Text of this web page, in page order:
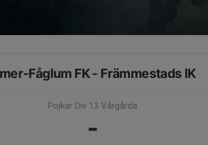
Fåglum FK - Främmestads IK
Pojkar Div 13 Vårgårda
-